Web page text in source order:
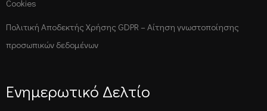
Cookies
Πολιτική Αποδεκτής Χρήσης GDPR – Αίτηση γνωστοποίησης
προσωπικών δεδομένων
Ενημερωτικό Δελτίο